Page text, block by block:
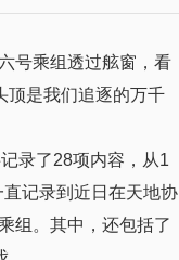
号乘组透过舷窗，看
顶是我们追逐的万千
录了28项内容，从1
直记录到近日在天地协
组。其中，还包括了